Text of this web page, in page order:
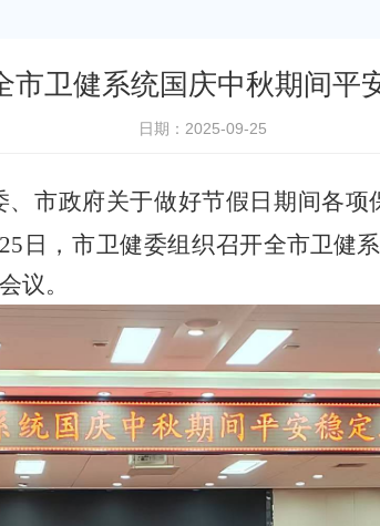
市卫健系统国庆中秋期间平
日期：2025-09-25
市政府关于做好节假日期间各项
日，市卫健委组织召开全市卫健
议。